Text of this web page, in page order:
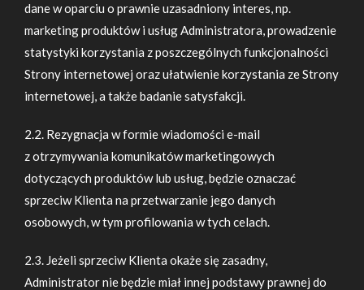
dane w oparciu o prawnie uzasadniony interes, np.
marketing produktów i usług Administratora, prowadzenie
statystyki korzystania z poszczególnych funkcjonalności
Strony internetowej oraz ułatwienie korzystania ze Strony
internetowej, a także badanie satysfakcji.
2.2. Rezygnacja w formie wiadomości e-mail
z otrzymywania komunikatów marketingowych
dotyczących produktów lub usług, będzie oznaczać
sprzeciw Klienta na przetwarzanie jego danych
osobowych, w tym profilowania w tych celach.
2.3. Jeżeli sprzeciw Klienta okaże się zasadny,
Administrator nie będzie miał innej podstawy prawnej do